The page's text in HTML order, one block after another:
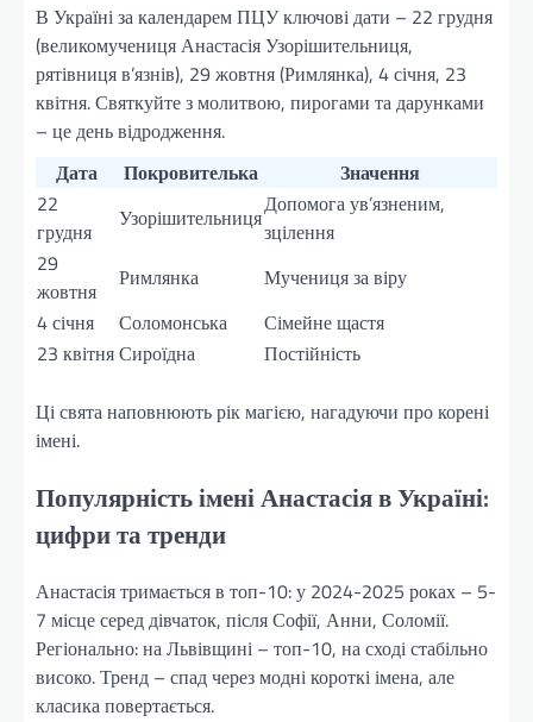
В Україні за календарем ПЦУ ключові дати – 22 грудня
(великомучениця Анастасія Узорішительниця,
рятівниця в’язнів), 29 жовтня (Римлянка), 4 січня, 23
квітня. Святкуйте з молитвою, пирогами та дарунками
– це день відродження.
Дата
Покровителька
Значення
22
грудня
УзорішительницяДопомога ув’язненим,
зцілення
29
жовтня
Римлянка
Мучениця за віру
4 січня
Соломонська
Сімейне щастя
23 квітняСироїдна Постійність
Ці свята наповнюють рік магією, нагадуючи про корені
імені.
Популярність імені Анастасія в Україні:
цифри та тренди
Анастасія тримається в топ-10: у 2024-2025 роках – 5-
7 місце серед дівчаток, після Софії, Анни, Соломії.
Регіонально: на Львівщині – топ-10, на сході стабільно
високо. Тренд – спад через модні короткі імена, але
класика повертається.